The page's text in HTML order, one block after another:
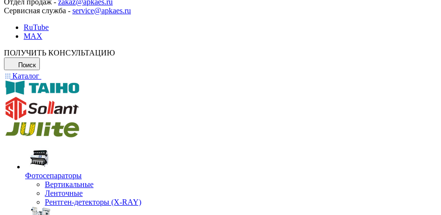
Отдел продаж - zakaz@apkaes.ru
Сервисная служба - service@apkaes.ru
RuTube
MAX
ПОЛУЧИТЬ КОНСУЛЬТАЦИЮ
Поиск
Каталог
Фотосепараторы
Вертикальные
Ленточные
Рентген-детекторы (X-RAY)